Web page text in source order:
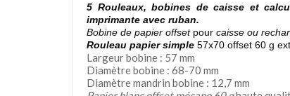
5 Rouleaux, bobines de caisse et
imprimante avec ruban.
Bobine de papier offsetpour caisse ou
Rouleau papier simple 57x70 offset 60 g
Largeur bobine : 57 mm
Diamètre bobine : 68-70 mm
Diamètre mandrin bobine : 12,7 mm